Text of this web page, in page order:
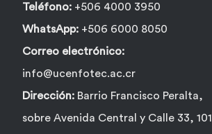
Teléfono: +506 4000 3950
WhatsApp: +506 6000 8050
Correo electrónico:
info@ucenfotec.ac.cr
Dirección: Barrio Francisco Peralta,
sobre Avenida Central y Calle 33,